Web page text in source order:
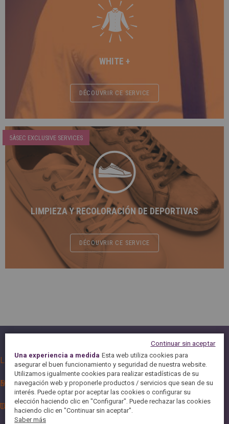
WHITE +
DÉCOUVRIR CE SERVICE
LIMPIEZA Y RECOLORACIÓN DE DEPORTIVAS
DÉCOUVRIR CE SERVICE
5ÀSEC EXCLUSIVE SERVICES
Limpieza y recoloración de deportivas
Maxima
Ultrablanco
ABONNEMENTS & PACKS
Bono Camisas
SERVICES "VIE FACILE"
Tarjeta Privilege
SERVICES CLASSIQUES
Una experiencia a medida Esta web utiliza cookies para
asegurar el buen funcionamiento y seguridad de nuestra website.
Utilizamos igualmente cookies para realizar estadísticas de su
navegación web y proponerle productos / servicios que sean de su
interés. Puede optar por aceptar las cookies o configurar su
elección haciendo clic en "Configurar". Puede rechazar las cookies
haciendo clic en "Continuar sin aceptar".
Saber más
Continuar sin aceptar